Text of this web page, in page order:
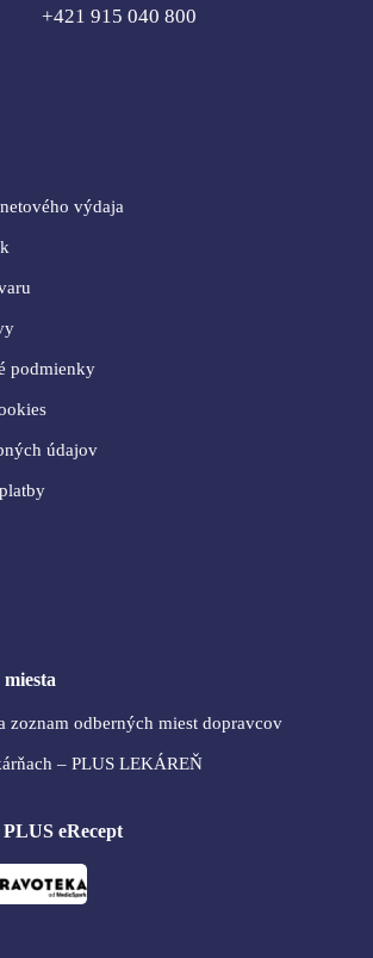
+421 915 040 800
výdaja
podmienky
údajov
zoznam odberných miest dopravcov
– PLUS LEKÁREŇ
eRecept